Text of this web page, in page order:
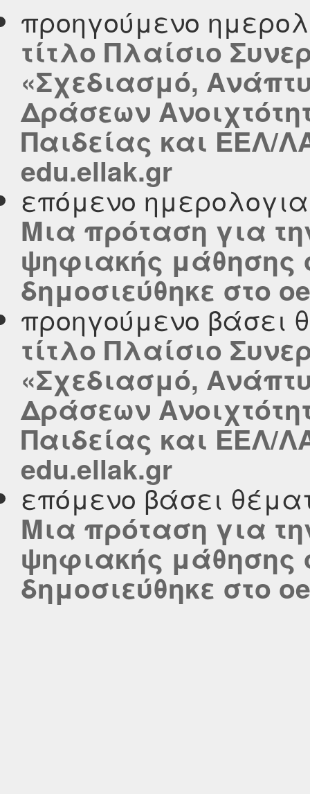
προηγούμενο
τίτλο Πλαίσιο
«Σχεδιασμό,
Δράσεων
Παιδείας και ΕΕΛ/
edu.ellak.gr
επόμενο
Μια πρόταση για
ψηφιακής μάθησης
δημοσιεύθηκε στο
προηγούμενο βάσει
τίτλο Πλαίσιο
«Σχεδιασμό,
Δράσεων
Παιδείας και ΕΕΛ/
edu.ellak.gr
επόμενο βάσει
Μια πρόταση για
ψηφιακής μάθησης
δημοσιεύθηκε στο